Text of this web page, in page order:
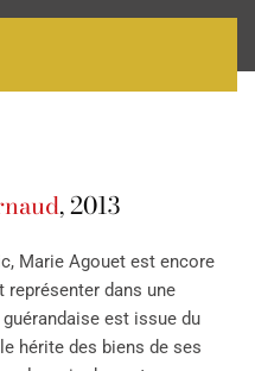
, 2013
Marie Agouet est encore
représenter dans une
est issue du
hérite des biens de ses